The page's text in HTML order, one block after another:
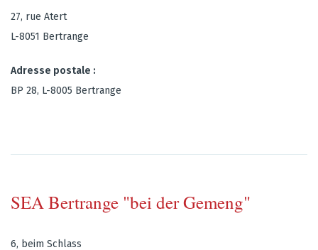
27, rue Atert
L-8051 Bertrange
Adresse postale :
BP 28, L-8005 Bertrange
SEA Bertrange "bei der Gemeng"
6, beim Schlass